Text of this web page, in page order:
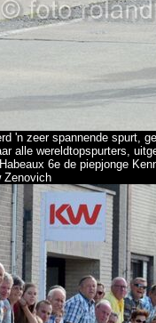
'n zeer spannende spurt,
alle wereldtopspurters,
6e de piepjonge
Zenovich